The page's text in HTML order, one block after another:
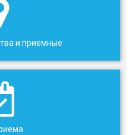
и приемные